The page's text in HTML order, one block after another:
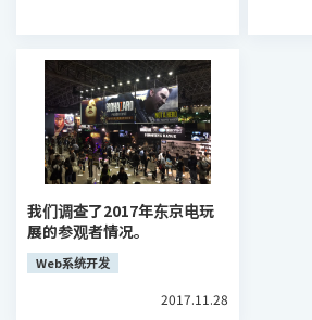
我们调查了2017年东京电玩
展的参观者情况。
Web系统开发
2017.11.28